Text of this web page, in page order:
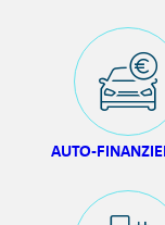
AUTO-